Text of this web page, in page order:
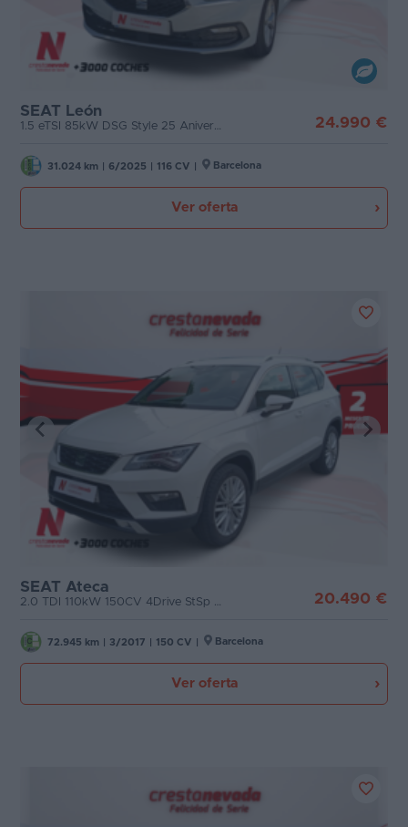
Favoritos
Concesionarios
Vender
coche
Blog
de
Etiqueta medioambiental
Carrocería
SEAT León
1.5 eTSI 85kW DSG Style 25 Aniversario 24.990 €
31.024 km 6/2025 116 CV Barcelona
Ver oferta
SEAT Ateca
2.0 TDI 110kW 150CV 4Drive StSp Xcel 20.490 €
72.945 km 3/2017 150 CV Barcelona
Ver oferta